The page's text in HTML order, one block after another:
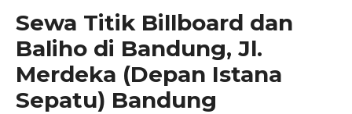
Sewa Titik Billboard dan
Baliho di Bandung, Jl.
Merdeka (Depan Istana
Sepatu) Bandung